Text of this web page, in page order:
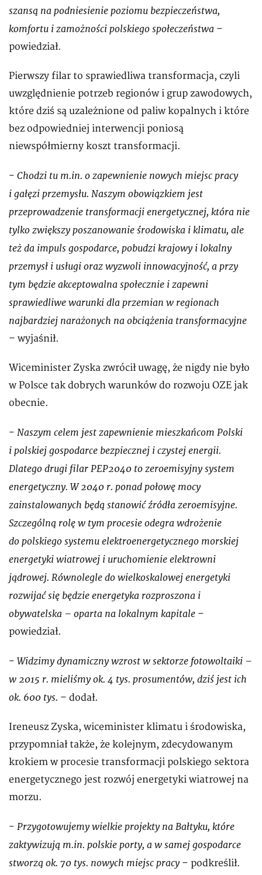
szansą na podniesienie poziomu bezpieczeństwa,
komfortu i zamożności polskiego społeczeństwa –
powiedział.
Pierwszy filar to sprawiedliwa transformacja, czyli
uwzględnienie potrzeb regionów i grup zawodowych,
które dziś są uzależnione od paliw kopalnych i które
bez odpowiedniej interwencji poniosą
niewspółmierny koszt transformacji.
- Chodzi tu m.in. o zapewnienie nowych miejsc pracy
i gałęzi przemysłu. Naszym obowiązkiem jest
przeprowadzenie transformacji energetycznej, która nie
tylko zwiększy poszanowanie środowiska i klimatu, ale
też da impuls gospodarce, pobudzi krajowy i lokalny
przemysł i usługi oraz wyzwoli innowacyjność, a przy
tym będzie akceptowalna społecznie i zapewni
sprawiedliwe warunki dla przemian w regionach
najbardziej narażonych na obciążenia transformacyjne
– wyjaśnił.
Wiceminister Zyska zwrócił uwagę, że nigdy nie było
w Polsce tak dobrych warunków do rozwoju OZE jak
obecnie.
- Naszym celem jest zapewnienie mieszkańcom Polski
i polskiej gospodarce bezpiecznej i czystej energii.
Dlatego drugi filar PEP2040 to zeroemisyjny system
energetyczny. W 2040 r. ponad połowę mocy
zainstalowanych będą stanowić źródła zeroemisyjne.
Szczególną rolę w tym procesie odegra wdrożenie
do polskiego systemu elektroenergetycznego morskiej
energetyki wiatrowej i uruchomienie elektrowni
jądrowej. Równolegle do wielkoskalowej energetyki
rozwijać się będzie energetyka rozproszona i
obywatelska – oparta na lokalnym kapitale –
powiedział.
- Widzimy dynamiczny wzrost w sektorze fotowoltaiki –
w 2015 r. mieliśmy ok. 4 tys. prosumentów, dziś jest ich
ok. 600 tys. – dodał.
Ireneusz Zyska, wiceminister klimatu i środowiska,
przypomniał także, że kolejnym, zdecydowanym
krokiem w procesie transformacji polskiego sektora
energetycznego jest rozwój energetyki wiatrowej na
morzu.
- Przygotowujemy wielkie projekty na Bałtyku, które
zaktywizują m.in. polskie porty, a w samej gospodarce
stworzą ok. 70 tys. nowych miejsc pracy – podkreślił.